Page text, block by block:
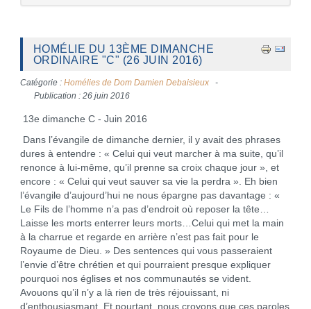
HOMÉLIE DU 13ÈME DIMANCHE
ORDINAIRE "C" (26 JUIN 2016)
Catégorie : Homélies de Dom Damien Debaisieux
Publication : 26 juin 2016
13e dimanche C - Juin 2016
Dans l’évangile de dimanche dernier, il y avait des phrases
dures à entendre : « Celui qui veut marcher à ma suite, qu’il
renonce à lui-même, qu’il prenne sa croix chaque jour », et
encore : « Celui qui veut sauver sa vie la perdra ». Eh bien
l’évangile d’aujourd’hui ne nous épargne pas davantage : «
Le Fils de l’homme n’a pas d’endroit où reposer la tête…
Laisse les morts enterrer leurs morts…Celui qui met la main
à la charrue et regarde en arrière n’est pas fait pour le
Royaume de Dieu. » Des sentences qui vous passeraient
l’envie d’être chrétien et qui pourraient presque expliquer
pourquoi nos églises et nos communautés se vident.
Avouons qu’il n’y a là rien de très réjouissant, ni
d’enthousiasmant. Et pourtant, nous croyons que ces paroles